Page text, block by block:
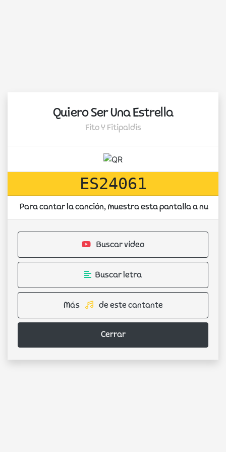
Quiero Ser Una Estrella
Fito Y Fitipaldis
ES24061
Para cantar la canción, muestra esta pantalla a
Buscar vídeo
Buscar letra
Más de este cantante
Cerrar